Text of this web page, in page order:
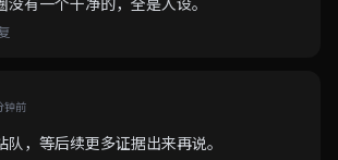
钟前
队，等后续更多证据出来再说。